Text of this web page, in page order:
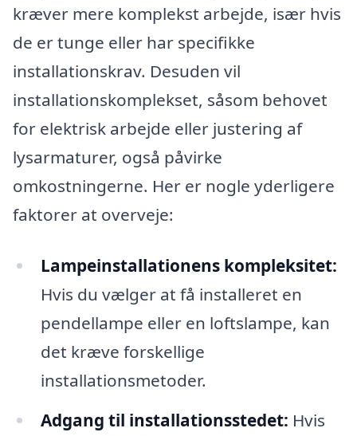
kræver mere komplekst arbejde, især hvis
de er tunge eller har specifikke
installationskrav. Desuden vil
installationskomplekset, såsom behovet
for elektrisk arbejde eller justering af
lysarmaturer, også påvirke
omkostningerne. Her er nogle yderligere
faktorer at overveje:
Lampeinstallationens kompleksitet:
Hvis du vælger at få installeret en
pendellampe eller en loftslampe, kan
det kræve forskellige
installationsmetoder.
Adgang til installationsstedet: Hvis